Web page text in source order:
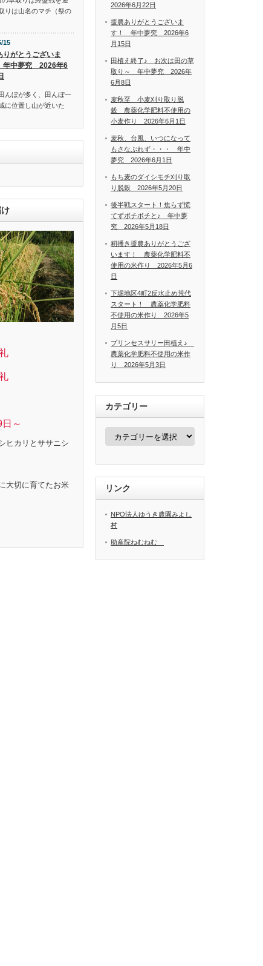
りは山名のマチ（祭の
15
りがとうございま
中夢究 2026年6
んぼが多く、田んぼ一
に位置し山が近いた
～
ヒカリとササニシ
大切に育てたお米
2026年6月22日
援農ありがとうございま
す！ 年中夢究 2026年6
月15日
田植え終了♪ お次は田の草
取り～ 年中夢究 2026年
6月8日
麦秋至 小麦刈り取り脱
穀 農薬化学肥料不使用の
小麦作り 2026年6月1日
麦秋、台風、いつになって
もさなぶれず・・・ 年中
夢究 2026年6月1日
もち麦のダイシモチ刈り取
り脱穀 2026年5月20日
後半戦スタート！焦らず慌
てずボチボチと♪ 年中夢
究 2026年5月18日
籾播き援農ありがとうござ
います！ 農薬化学肥料不
使用の米作り 2026年5月6
日
下堀地区4町2反水止め荒代
スタート！ 農薬化学肥料
不使用の米作り 2026年5
月5日
プリンセスサリー田植え♪
農薬化学肥料不使用の米作
り 2026年5月3日
カテゴリー
カ
ー
リンク
NPO法人ゆうき農園みよし
村
助産院ねむねむ